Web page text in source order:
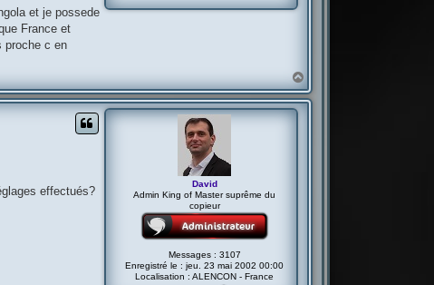
et je possede
France et
proche c en
a
u
David
Admin King of Master suprême du
copieur
Messages : 3107
Enregistré le : jeu. 23 mai 2002 00:00
Localisation : ALENCON - France
effectués?